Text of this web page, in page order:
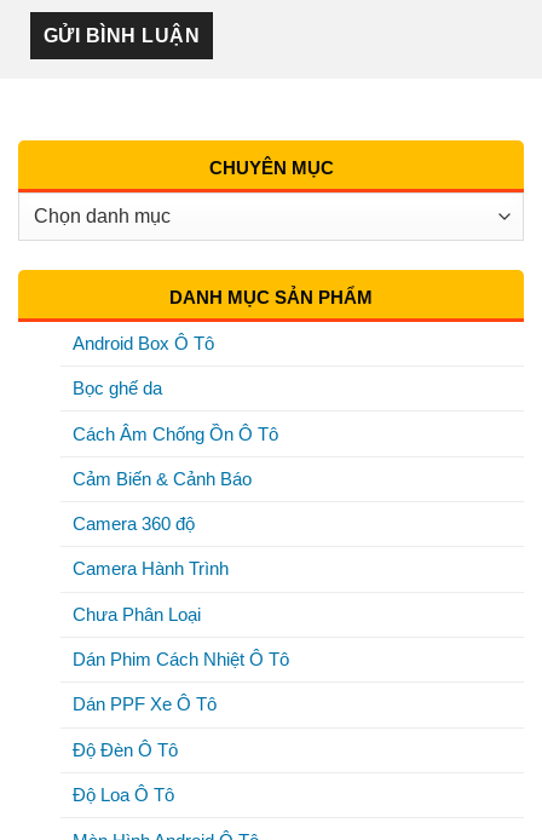
CHUYÊN MỤC
Chuyên
DANH MỤC SẢN PHẨM
Android Box Ô Tô
Bọc ghế da
Cách Âm Chống Ồn Ô Tô
Cảm Biến & Cảnh Báo
Camera 360 độ
Camera Hành Trình
Chưa Phân Loại
Dán Phim Cách Nhiệt Ô Tô
Dán PPF Xe Ô Tô
Độ Đèn Ô Tô
Độ Loa Ô Tô